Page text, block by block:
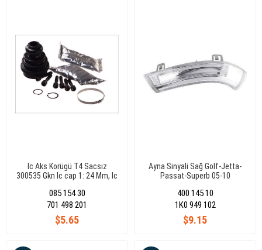
Ic Aks Korügü T4 Sacsız
300535 Gkn Ic cap 1: 24 Mm, Ic
Mm
085 154 30
$5.65
701 498 201
Ayna Sinyali Sağ Golf-Jetta-
Passat-Superb 05-10
400 145 10
$9.15
1K0 949 102